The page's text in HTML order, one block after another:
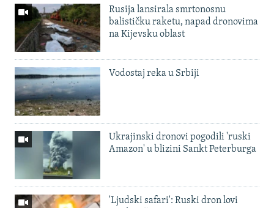
Rusija lansirala smrtonosnu
balističku raketu, napad dronovima
na Kijevsku oblast
Vodostaj reka u Srbiji
Ukrajinski dronovi pogodili 'ruski
Amazon' u blizini Sankt Peterburga
'Ljudski safari': Ruski dron lovi